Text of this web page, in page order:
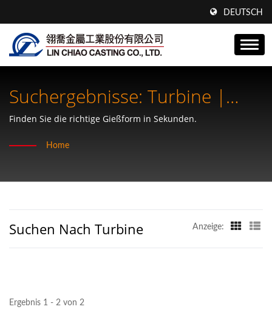
DEUTSCH
Suchergebnisse: Turbine |
Technisch Entwickelte
Komponenten.Bewährte
Finden Sie die richtige Gießform in Sekunden.
Home
Suchen Nach Turbine Anzeige:
Ergebnis 1 - 2 von 2